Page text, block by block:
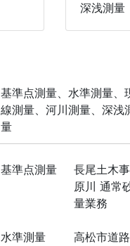
深浅測量
基準点測量、水準測量、
線測量、河川測量、深浅
量
基準点測量
長尾土木
原川 通常
量業務
水準測量
高松市道